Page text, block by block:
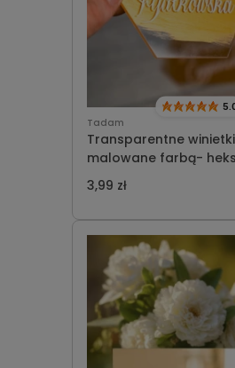
Tadam
Transparentne
malowane farbą-
3,99 zł